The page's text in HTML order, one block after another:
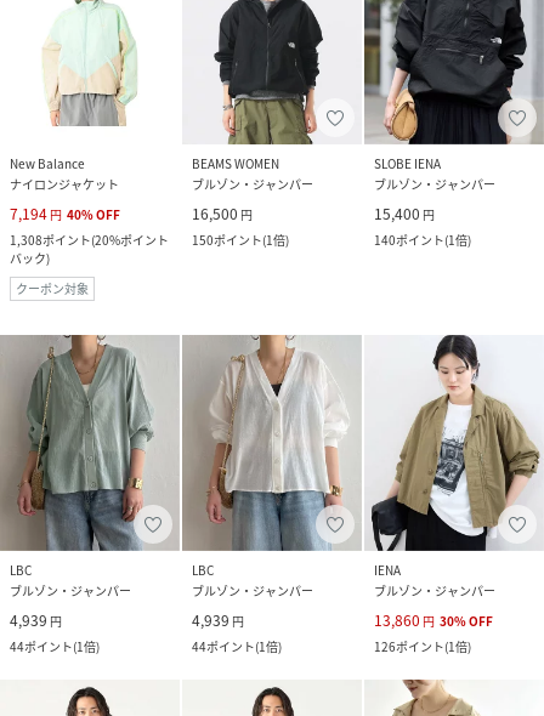
New Balance
ナイロンジャケット
7,194 円 40%OFF
1,308ポイント(20%ポイント
バック)
クーポン対象
BEAMS WOMEN
ブルゾン・ジャンパー
16,500 円
150ポイント(1倍)
SLOBE IENA
ブルゾン・ジャンパー
15,400 円
140ポイント(1倍)
LBC
ブルゾン・ジャンパー
4,939 円
44ポイント(1倍)
LBC
ブルゾン・ジャンパー
4,939 円
44ポイント(1倍)
IENA
ブルゾン・ジャンパー
13,860 円 30%OFF
126ポイント(1倍)